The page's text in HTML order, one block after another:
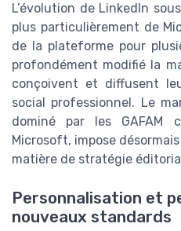
L’évolution de LinkedIn
plus particulièrement de
de la plateforme pour
profondément modifié la
conçoivent et diffusent
social professionnel. Le
dominé par les GAFAM
Microsoft, impose
matière de stratégie
Personnalisation et
nouveaux standards